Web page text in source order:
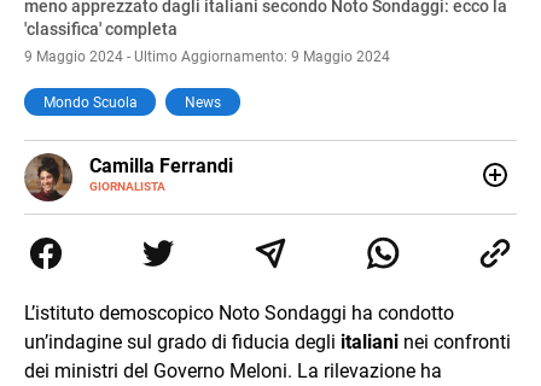
meno apprezzato dagli italiani secondo Noto Sondaggi: ecco la
'classifica' completa
9 Maggio 2024 - Ultimo Aggiornamento: 9 Maggio 2024
Mondo Scuola News
Camilla Ferrandi
GIORNALISTA
E-
MAIL
LINKEDIN
di trasformare la passione per la scrittura in un lavoro, e
da lì non mi sono più fermata. L’attualità è il mio pane
mente.
L’istituto demoscopico Noto Sondaggi ha condotto
un’indagine sul grado di fiducia degli italiani nei confronti
dei ministri del Governo Meloni. La rilevazione ha